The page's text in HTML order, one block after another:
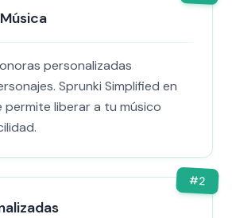
personalizadas
Sprunki Simplified en
permite liberar a tu músico
#2